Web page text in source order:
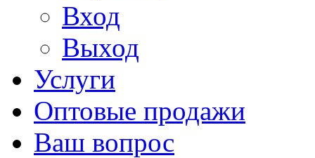
Вход
Выход
Услуги
Оптовые продажи
Ваш вопрос